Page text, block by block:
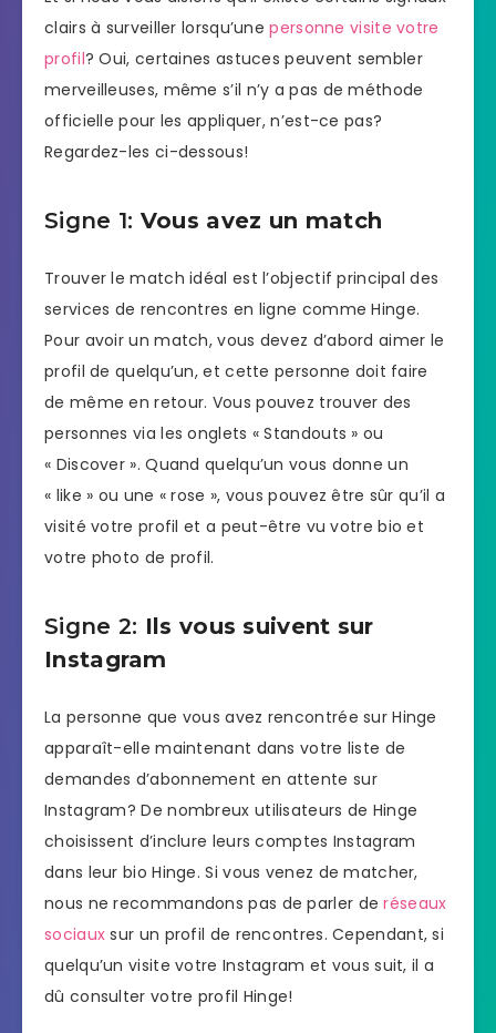
clairs à surveiller lorsqu’unepersonne visite votre
profil? Oui, certaines astuces peuvent sembler
merveilleuses, même s’il n’y a pas de méthode
officielle pour les appliquer, n’est-ce pas?
Regardez-les ci-dessous!
Signe 1: Vous avez un match
Trouver le match idéal est l’objectif principal des
services de rencontres en ligne comme Hinge.
Pour avoir un match, vous devez d’abord aimer le
profil de quelqu’un, et cette personne doit faire
de même en retour. Vous pouvez trouver des
personnes via les onglets « Standouts » ou
« Discover ». Quand quelqu’un vous donne un
« like » ou une « rose », vous pouvez être sûr qu’il a
visité votre profil et a peut-être vu votre bio et
votre photo de profil.
Signe 2: Ils vous suivent sur
Instagram
La personne que vous avez rencontrée sur Hinge
apparaît-elle maintenant dans votre liste de
demandes d’abonnement en attente sur
Instagram? De nombreux utilisateurs de Hinge
choisissent d’inclure leurs comptes Instagram
dans leur bio Hinge. Si vous venez de matcher,
nous ne recommandons pas de parler deréseaux
sociaux sur un profil de rencontres. Cependant, si
quelqu’un visite votre Instagram et vous suit, il a
dû consulter votre profil Hinge!